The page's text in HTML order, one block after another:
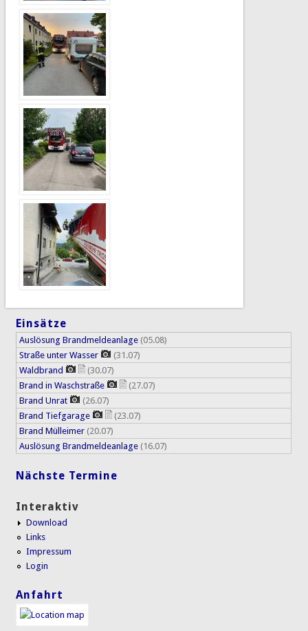
Einsätze
Auslösung Brandmeldeanlage (05.08)
Straße unter Wasser
(31.07)
Waldbrand
(30.07)
Brand in Waschstraße
(27.07)
Brand Unrat
(26.07)
Brand Tiefgarage
(23.07)
Brand Mülleimer (20.07)
Auslösung Brandmeldeanlage (16.07)
Nächste Termine
Interaktiv
Download
Links
Impressum
Login
Anfahrt